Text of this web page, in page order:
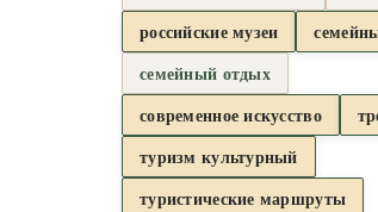
российские музеи
семейный отдых
современное искусство
туризм культурный
туристические маршруты